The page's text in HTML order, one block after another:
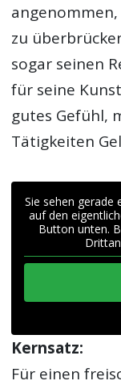
zu
sogar seinen
für seine
gutes Gefühl,
Tätigkeiten
Sie sehen gerade
auf den
Button unten.
Kernsatz:
Für einen